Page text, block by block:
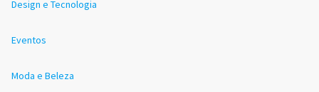
Design e Tecnologia
Eventos
Moda e Beleza